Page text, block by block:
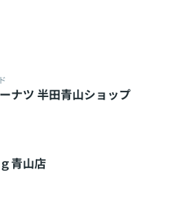
ナツ 半田青山ショップ
青山店